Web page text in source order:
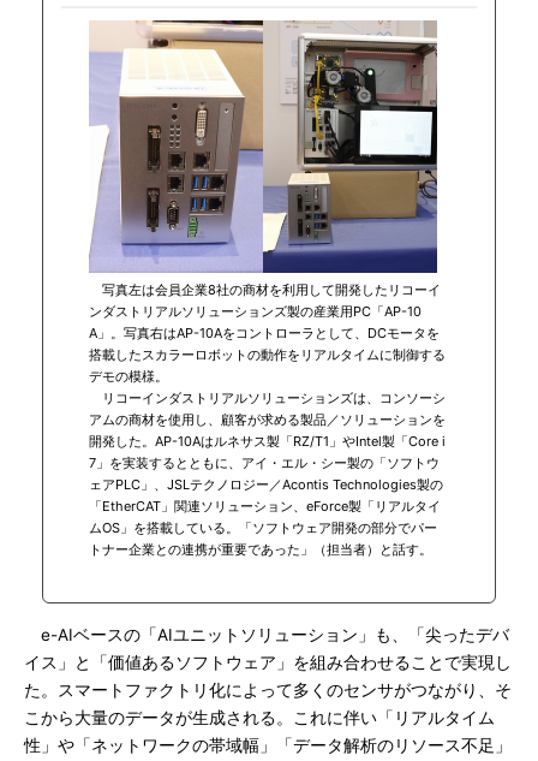
写真左は会員企業8社の商材を利用して開発したリコーイ
ンダストリアルソリューションズ製の産業用PC「AP-10
A」。写真右はAP-10Aをコントローラとして、DCモータを
搭載したスカラーロボットの動作をリアルタイムに制御する
デモの模様。
リコーインダストリアルソリューションズは、コンソーシ
アムの商材を使用し、顧客が求める製品／ソリューションを
開発した。AP-10Aはルネサス製「RZ/T1」やIntel製「Core i
7」を実装するとともに、アイ・エル・シー製の「ソフトウ
ェアPLC」、JSLテクノロジー／Acontis Technologies製の
「EtherCAT」関連ソリューション、eForce製「リアルタイ
ムOS」を搭載している。「ソフトウェア開発の部分でパー
トナー企業との連携が重要であった」（担当者）と話す。
e-AIベースの「AIユニットソリューション」も、「尖ったデバ
イス」と「価値あるソフトウェア」を組み合わせることで実現し
た。スマートファクトリ化によって多くのセンサがつながり、そ
こから大量のデータが生成される。これに伴い「リアルタイム
性」や「ネットワークの帯域幅」「データ解析のリソース不足」